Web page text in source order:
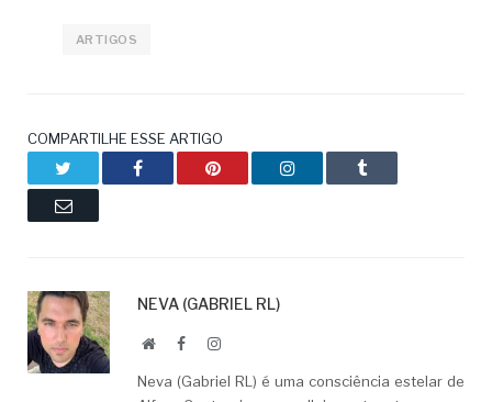
ARTIGOS
COMPARTILHE ESSE ARTIGO
Facebook Pinterest LinkedIn Tumblr
Email
NEVA (GABRIEL RL)
WebsiteFacebookLinkedIn
Neva (Gabriel RL) é uma consciência estelar de